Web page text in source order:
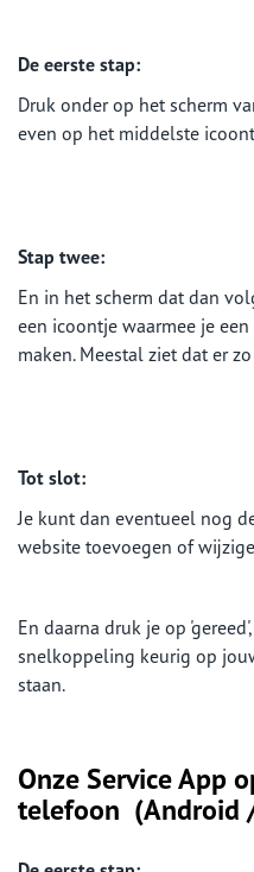
De eerste stap:
Druk onder op het scherm
even op het middelste
Stap twee:
En in het scherm dat dan
een icoontje waarmee je
maken. Meestal ziet dat er
Tot slot:
Je kunt dan eventueel nog
website toevoegen of
En daarna druk je op
snelkoppeling keurig op
staan.
Onze Service App
telefoon (Android